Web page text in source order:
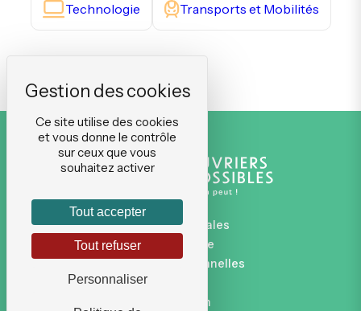
Technologie Transports et Mobilités
Mentions légales
Plan du site
Données personnelles
Connexion
Ce site utilise des cookies
et vous donne le contrôle
sur ceux que vous
souhaitez activer
Tout accepter
Tout refuser
Personnaliser